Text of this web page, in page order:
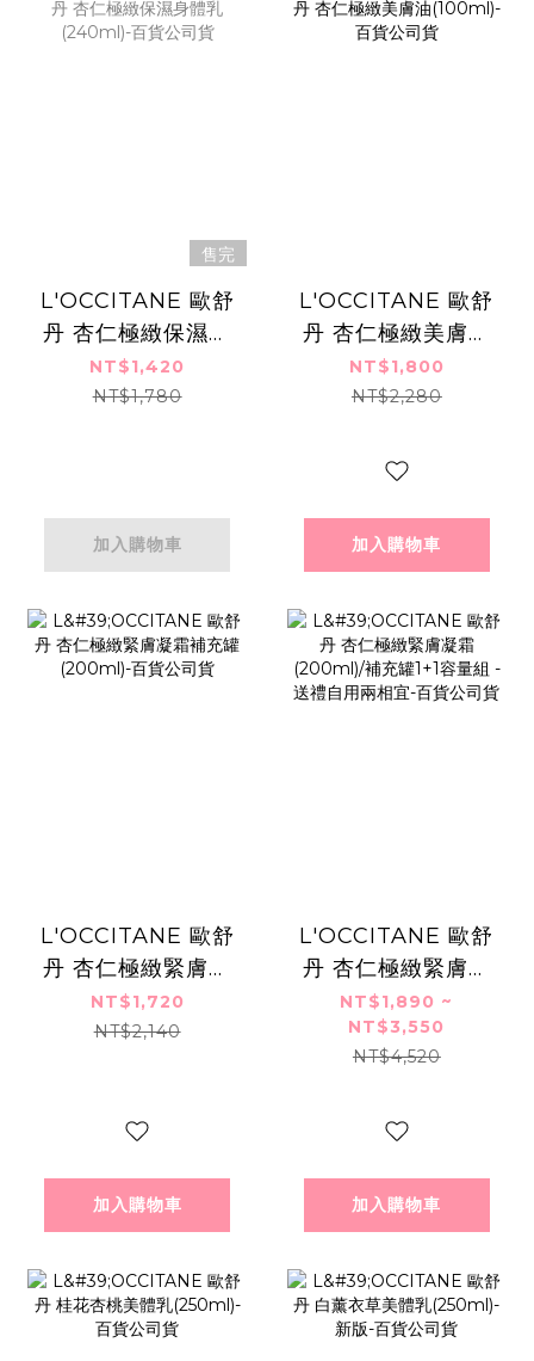
售完
L'OCCITANE 歐舒
丹 杏仁極緻保濕身
體乳(240ml)-百貨
公司貨
NT$1,420
NT$1,780
加入購物車
L'OCCITANE 歐舒
丹 杏仁極緻美膚油
(100ml)-百貨公司
貨
NT$1,800
NT$2,280
加入購物車
L'OCCITANE 歐舒
丹 杏仁極緻緊膚凝
霜補充罐(200ml)-
百貨公司貨
NT$1,720
NT$2,140
加入購物車
L'OCCITANE 歐舒
丹 杏仁極緻緊膚凝
霜(200ml)/補充罐
1+1容量組 -送禮自
用兩相宜-百貨公司
NT$1,890 ~
NT$3,550
NT$4,520
加入購物車